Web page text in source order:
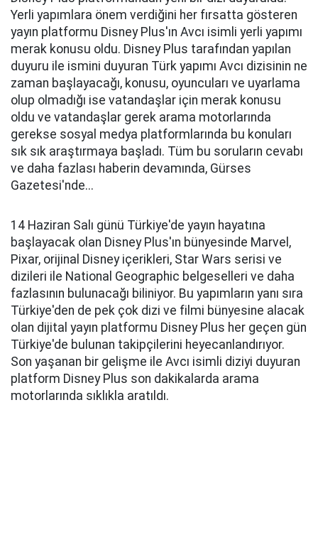
Yerli yapımlara önem verdiğini her fırsatta gösteren
yayın platformu Disney Plus'ın Avcı isimli yerli yapımı
merak konusu oldu. Disney Plus tarafından yapılan
duyuru ile ismini duyuran Türk yapımı Avcı dizisinin ne
zaman başlayacağı, konusu, oyuncuları ve uyarlama
olup olmadığı ise vatandaşlar için merak konusu
oldu ve vatandaşlar gerek arama motorlarında
gerekse sosyal medya platformlarında bu konuları
sık sık araştırmaya başladı. Tüm bu soruların cevabı
ve daha fazlası haberin devamında, Gürses
Gazetesi'nde...
14 Haziran Salı günü Türkiye'de yayın hayatına
başlayacak olan Disney Plus'ın bünyesinde Marvel,
Pixar, orijinal Disney içerikleri, Star Wars serisi ve
dizileri ile National Geographic belgeselleri ve daha
fazlasının bulunacağı biliniyor. Bu yapımların yanı sıra
Türkiye'den de pek çok dizi ve filmi bünyesine alacak
olan dijital yayın platformu Disney Plus her geçen gün
Türkiye'de bulunan takipçilerini heyecanlandırıyor.
Son yaşanan bir gelişme ile Avcı isimli diziyi duyuran
platform Disney Plus son dakikalarda arama
motorlarında sıklıkla aratıldı.